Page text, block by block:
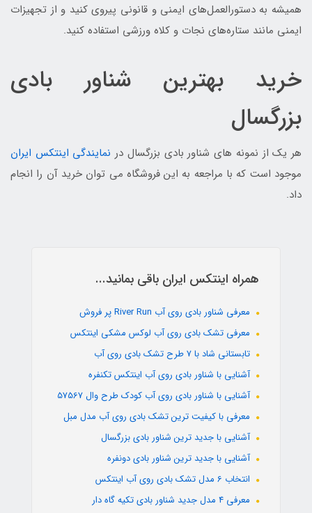
همیشه به دستورالعمل‌های ایمنی و قانونی پیروی کنید و از تجهیزات
ایمنی مانند ستاره‌های نجات و کلاه ورزشی استفاده کنید.
خرید بهترین شناور بادی
بزرگسال
هر یک از نمونه های شناور بادی بزرگسال در نمایندگی اینتکس ایران
موجود است که با مراجعه به این فروشگاه می توان خرید آن را انجام
داد.
همراه اینتکس ایران باقی بمانید...
معرفی شناور بادی روی آب River Run پر فروش
معرفی تشک بادی روی آب لوکس مشکی اینتکس
تابستانی شاد با 7 طرح تشک بادی روی آب
آشنایی با شناور بادی روی آب اینتکس تکنفره
آشنایی با شناور بادی روی آب کودک طرح وال 57567
معرفی با کیفیت ترین تشک بادی روی آب مدل مبل
آشنایی با جدید ترین شناور بادی بزرگسال
آشنایی با جدید ترین شناور بادی دونفره
انتخاب 6 مدل تشک بادی روی آب اینتکس
معرفی 4 مدل جدید شناور بادی تکیه گاه دار